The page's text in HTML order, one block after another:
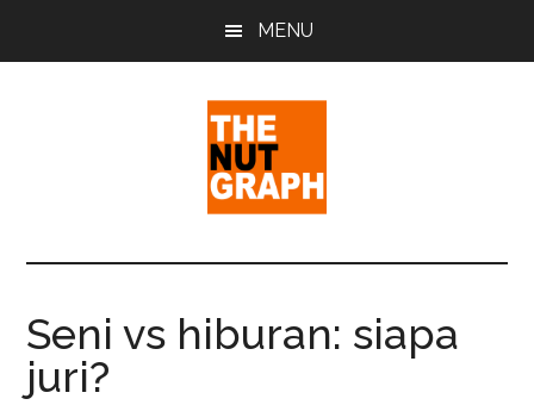
MENU
The
Nut
Graph
Sense
Politics
&
Pop
Seni vs hiburan: siapa
juri?